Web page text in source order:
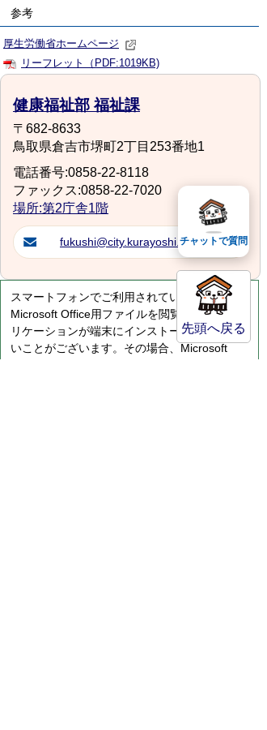
参考
厚生労働省ホームページ
リーフレット（PDF:1019KB)
健康福祉部 福祉課
〒682-8633
鳥取県倉吉市堺町2丁目253番地1
電話番号:0858-22-8118
ファックス:0858-22-7020
場所:第2庁舎1階
fukushi@city.kurayoshi.lg.jp
スマートフォンでご利用されている場合、
Microsoft Office用ファイルを閲覧できるアプ
リケーションが端末にインストールされていな
いことがございます。その場合、Microsoft
先頭へ戻る
チャットで質問